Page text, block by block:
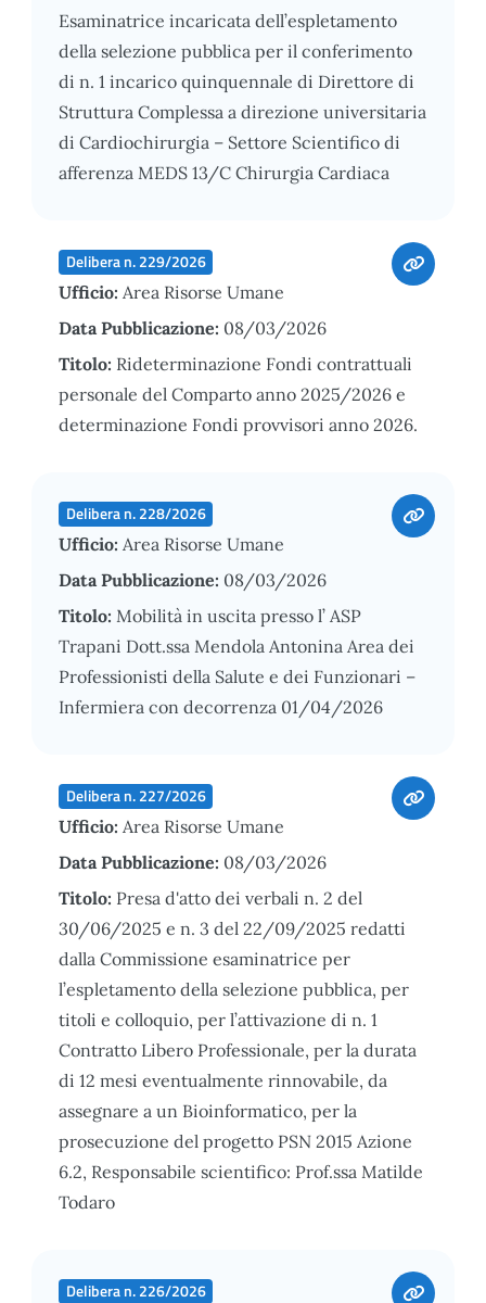
Esaminatrice incaricata dell’espletamento
della selezione pubblica per il conferimento
di n. 1 incarico quinquennale di Direttore di
Struttura Complessa a direzione universitaria
di Cardiochirurgia – Settore Scientifico di
afferenza MEDS 13/C Chirurgia Cardiaca
Delibera n. 229/2026
Ufficio: Area Risorse Umane
Data Pubblicazione: 08/03/2026
Titolo: Rideterminazione Fondi contrattuali
personale del Comparto anno 2025/2026 e
determinazione Fondi provvisori anno 2026.
Delibera n. 228/2026
Ufficio: Area Risorse Umane
Data Pubblicazione: 08/03/2026
Titolo: Mobilità in uscita presso l’ ASP
Trapani Dott.ssa Mendola Antonina Area dei
Professionisti della Salute e dei Funzionari –
Infermiera con decorrenza 01/04/2026
Delibera n. 227/2026
Ufficio: Area Risorse Umane
Data Pubblicazione: 08/03/2026
Titolo: Presa d'atto dei verbali n. 2 del
30/06/2025 e n. 3 del 22/09/2025 redatti
dalla Commissione esaminatrice per
l’espletamento della selezione pubblica, per
titoli e colloquio, per l’attivazione di n. 1
Contratto Libero Professionale, per la durata
di 12 mesi eventualmente rinnovabile, da
assegnare a un Bioinformatico, per la
prosecuzione del progetto PSN 2015 Azione
6.2, Responsabile scientifico: Prof.ssa Matilde
Todaro
Delibera n. 226/2026